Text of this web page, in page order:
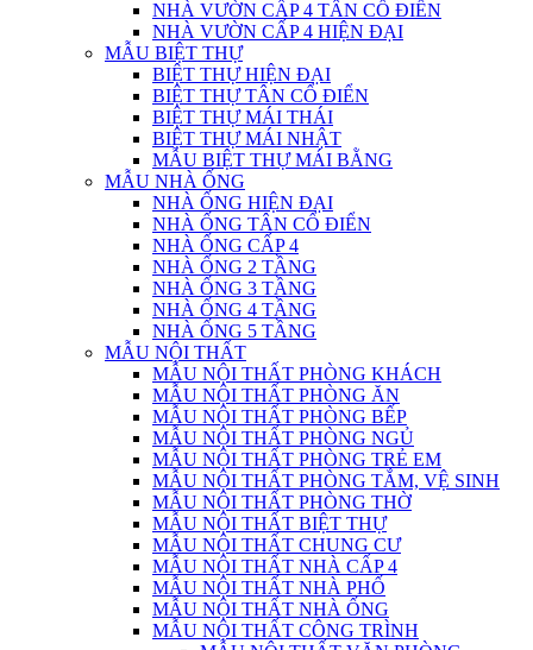
NHÀ VƯỜN CẤP 4 TÂN CỔ ĐIỂN
NHÀ VƯỜN CẤP 4 HIỆN ĐẠI
MẪU BIỆT THỰ
BIỆT THỰ HIỆN ĐẠI
BIỆT THỰ TÂN CỔ ĐIỂN
BIỆT THỰ MÁI THÁI
BIỆT THỰ MÁI NHẬT
MẪU BIỆT THỰ MÁI BẰNG
MẪU NHÀ ỐNG
NHÀ ỐNG HIỆN ĐẠI
NHÀ ỐNG TÂN CỔ ĐIỂN
NHÀ ỐNG CẤP 4
NHÀ ỐNG 2 TẦNG
NHÀ ỐNG 3 TẦNG
NHÀ ỐNG 4 TẦNG
NHÀ ỐNG 5 TẦNG
MẪU NỘI THẤT
MẪU NỘI THẤT PHÒNG KHÁCH
MẪU NỘI THẤT PHÒNG ĂN
MẪU NỘI THẤT PHÒNG BẾP
MẪU NỘI THẤT PHÒNG NGỦ
MẪU NỘI THẤT PHÒNG TRẺ EM
MẪU NỘI THẤT PHÒNG TẮM, VỆ SINH
MẪU NỘI THẤT PHÒNG THỜ
MẪU NỘI THẤT BIỆT THỰ
MẪU NỘI THẤT CHUNG CƯ
MẪU NỘI THẤT NHÀ CẤP 4
MẪU NỘI THẤT NHÀ PHỐ
MẪU NỘI THẤT NHÀ ỐNG
MẪU NỘI THẤT CÔNG TRÌNH